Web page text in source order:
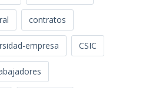
contratos
empresa CSIC